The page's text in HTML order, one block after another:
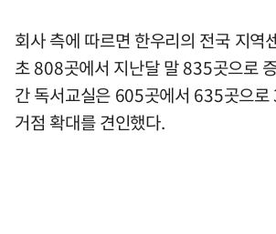
회사 측에 따르면 한우리의 전국 지역
초 808곳에서 지난달 말 835곳으로
간 독서교실은 605곳에서 635곳으로
거점 확대를 견인했다.